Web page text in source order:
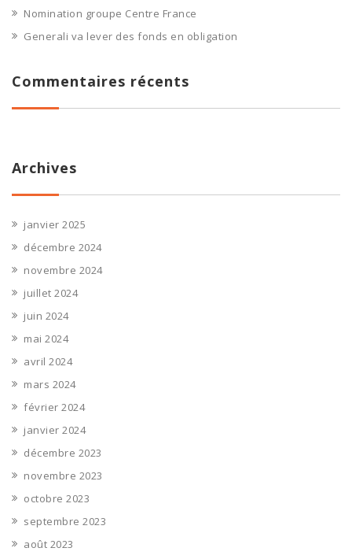
Nomination groupe Centre France
Generali va lever des fonds en obligation
Commentaires récents
Archives
janvier 2025
décembre 2024
novembre 2024
juillet 2024
juin 2024
mai 2024
avril 2024
mars 2024
février 2024
janvier 2024
décembre 2023
novembre 2023
octobre 2023
septembre 2023
août 2023